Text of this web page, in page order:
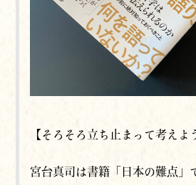
【そろそろ立ち止まって考えよ
宮台真司は書籍「日本の難点」